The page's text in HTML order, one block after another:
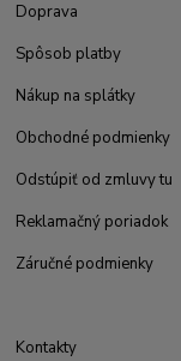
Doprava
Spôsob platby
Nákup na splátky
Obchodné podmienky
Odstúpiť od zmluvy tu
Reklamačný poriadok
Záručné podmienky
Kontakty